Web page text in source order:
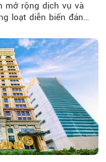
mở rộng dịch vụ và
loạt diễn biến đáng